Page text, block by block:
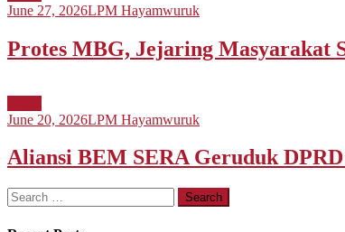
June 27, 2026LPM Hayamwuruk
Protes MBG, Jejaring Masyarakat
June 20, 2026LPM Hayamwuruk
Aliansi BEM SERA Geruduk
Search
for: